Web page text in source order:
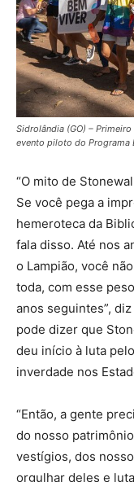
Sidrolândia (GO) –
evento piloto do Programa
“O mito de
Se você pega a
hemeroteca da
fala disso. Até nos
o Lampião, você
toda, com esse
anos seguintes”,
pode dizer que
deu início à luta
inverdade nos
“Então, a gente
do nosso
vestígios, dos
orgulhar deles e